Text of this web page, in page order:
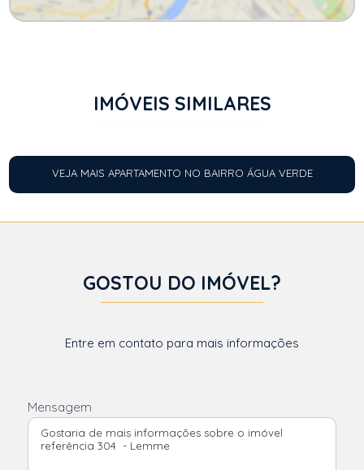
IMÓVEIS SIMILARES
VEJA MAIS APARTAMENTO NO BAIRRO ÁGUA VERDE
GOSTOU DO IMÓVEL?
Entre em contato para mais informações
Mensagem